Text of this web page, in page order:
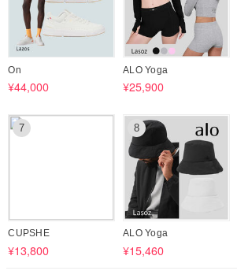
On
¥44,000
ALO Yoga
¥25,900
7
CUPSHE
¥13,800
8
ALO Yoga
¥15,460